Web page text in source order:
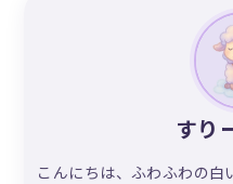
すり
こんにちは、ふわふわの白